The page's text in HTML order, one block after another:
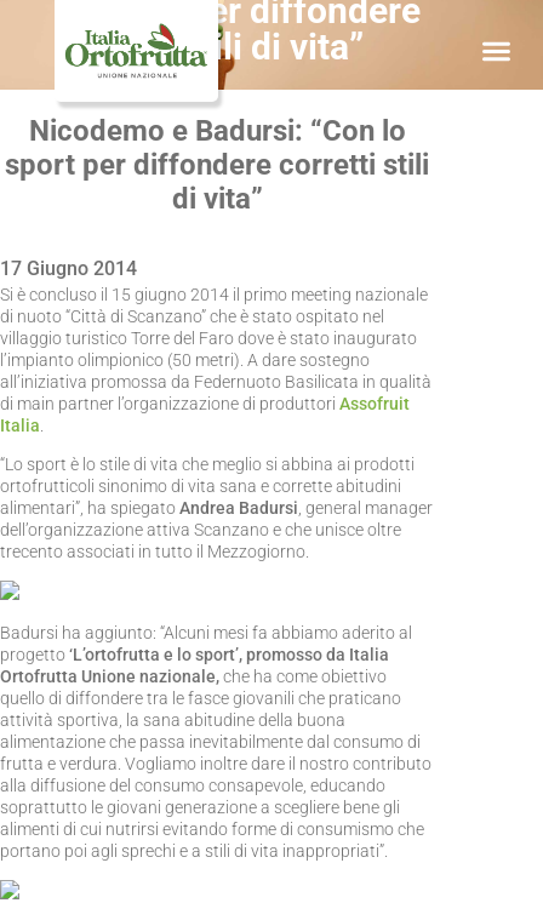
lo sport per diffondere
corretti stili di vita”
Nicodemo e Badursi: “Con lo
sport per diffondere corretti stili
di vita”
17 Giugno 2014
Si è concluso il 15 giugno 2014 il primo meeting nazionale
di nuoto “Città di Scanzano” che è stato ospitato nel
villaggio turistico Torre del Faro dove è stato inaugurato
l’impianto olimpionico (50 metri). A dare sostegno
all’iniziativa promossa da Federnuoto Basilicata in qualità
di main partner l’organizzazione di produttori Assofruit
Italia
“Lo sport è lo stile di vita che meglio si abbina ai prodotti
ortofrutticoli sinonimo di vita sana e corrette abitudini
alimentari”, ha spiegato Andrea Badursi, general manager
dell’organizzazione attiva Scanzano e che unisce oltre
trecento associati in tutto il Mezzogiorno.
Badursi ha aggiunto: “Alcuni mesi fa abbiamo aderito al
progetto ‘L’ortofrutta e lo sport’, promosso da Italia
Ortofrutta Unione nazionale,che ha come obiettivo
quello di diffondere tra le fasce giovanili che praticano
attività sportiva, la sana abitudine della buona
alimentazione che passa inevitabilmente dal consumo di
frutta e verdura. Vogliamo inoltre dare il nostro contributo
alla diffusione del consumo consapevole, educando
soprattutto le giovani generazione a scegliere bene gli
alimenti di cui nutrirsi evitando forme di consumismo che
portano poi agli sprechi e a stili di vita inappropriati”.